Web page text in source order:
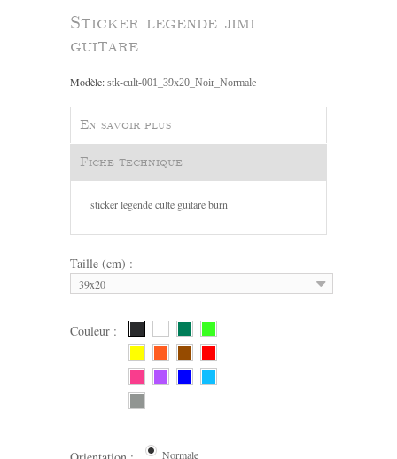
Sticker legende jimi
guitare
Modèle: stk-cult-001_39x20_Noir_Normale
En savoir plus
Fiche technique
sticker legende culte guitare burn
Taille (cm) :
39x20
Couleur :
Normale